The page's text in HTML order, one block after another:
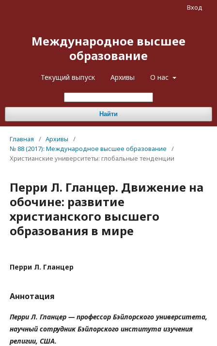
Международное высшее
образование
Текущий выпуск Архивы О нас
Найти
Вход
Главная / Архивы
/
№ 88 (2017): Международное высшее образование
/
Христианские университеты: глобальные тенденции
Перри Л. Гланцер. Движение на
обочине: развитие
христианского высшего
образования в мире
Перри Л. Гланцер
Аннотация
Перри Л. Гланцер — профессор Бэйлорского университета,
научный сотрудник Бэйлорского института изучения
религии, США.